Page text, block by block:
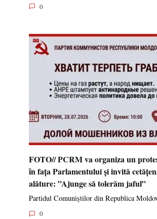
0
FOTO// PCRM va organiza un
în fața Parlamentului și invită
alăture: ”Ajunge să tolerăm jaful”
Partidul Comuniștilor din Republica
0